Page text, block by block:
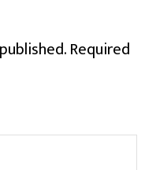
Required